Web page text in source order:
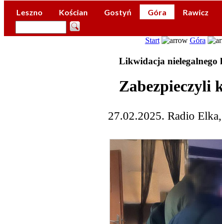
Leszno Kościan Gostyń Góra Rawicz
Start Góra
Likwidacja nielegalnego
Zabezpieczyli
27.02.2025. Radio